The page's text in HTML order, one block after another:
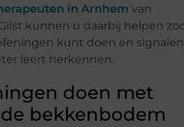
in Arnhem van
kunnen u daarbij helpen
kunt doen en signalen
leert herkennen.
doen met
bekkenbodem